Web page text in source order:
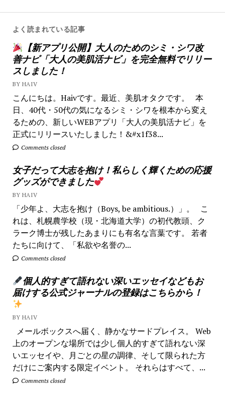
よく読まれている記事
【新アプリ公開】大人のためのシミ・シワ改
善ナビ「大人の美肌活ナビ」を完全無料でリリー
スしました！
BY HAIV
こんにちは。Haivです。最近、美肌オタクです。 本
日、40代・50代の気になるシミ・シワを根本から変え
るための、新しいWEBアプリ「大人の美肌活ナビ」を
正式にリリースいたしました！&#x1f38...
Comments closed
女子だって大志を抱け！私らしく輝くための応援
グッズができました
BY HAIV
「少年よ、大志を抱け（Boys, be ambitious.）」。 こ
れは、札幌農学校（現・北海道大学）の初代教頭、ク
ラーク博士が残したあまりにも有名な言葉です。 若者
たちに向けて、「私欲や名誉の...
Comments closed
個人的すぎて語れない深いエッセイなどもお
届けする公式ジャーナルの登録はこちらから！
BY HAIV
メールボックスへ届く、静かなサードプレイス。 Web
上のオープンな場所では少し個人的すぎて語れない深
いエッセイや、月ごとの星の調律、そして限られた方
だけにご案内する限定イベント。 それらはすべて、...
Comments closed